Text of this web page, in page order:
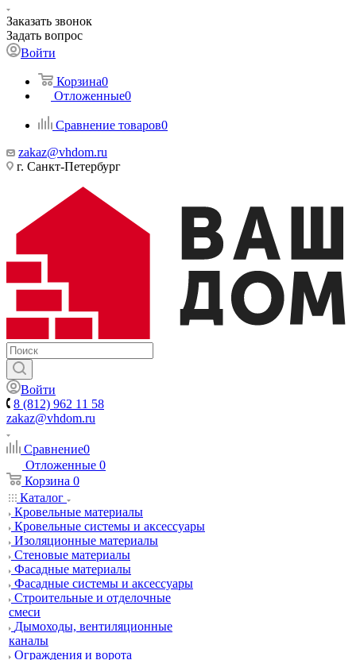
Заказать звонок
Задать вопрос
Войти
Корзина0
Отложенные0
Сравнение товаров0
zakaz@vhdom.ru
г. Санкт-Петербург
Войти
8 (812) 962 11 58
zakaz@vhdom.ru
Сравнение0
Отложенные 0
Корзина 0
Каталог
Кровельные материалы
Кровельные системы и аксессуары
Изоляционные материалы
Стеновые материалы
Фасадные материалы
Фасадные системы и аксессуары
Строительные и отделочные
смеси
Дымоходы, вентиляционные
каналы
Ограждения и ворота